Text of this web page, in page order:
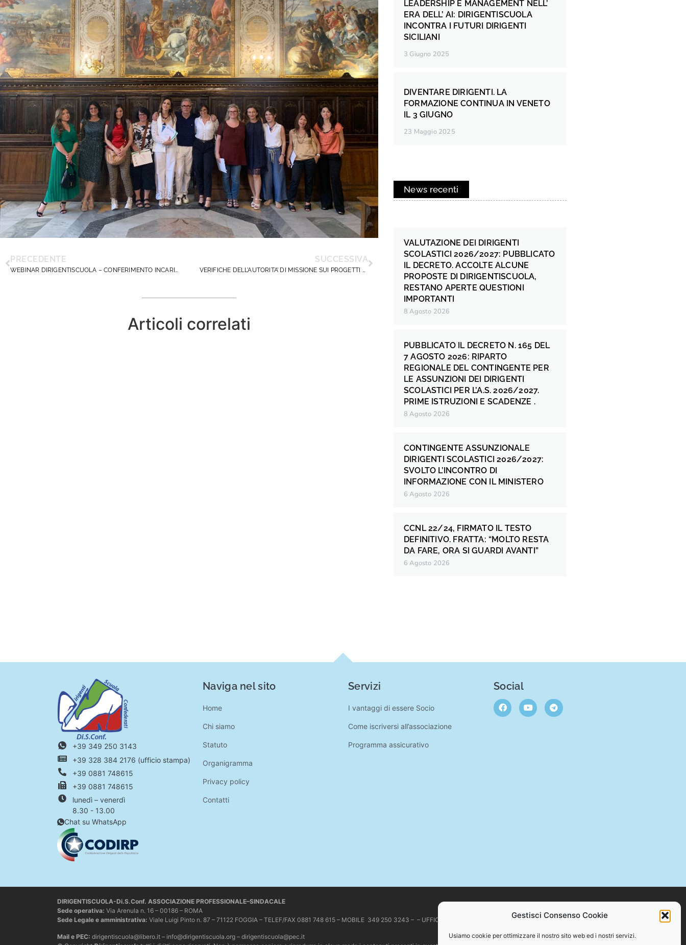
Gestisci Consenso Cookie
Usiamo cookie per ottimizzare il nostro sito web ed i nostri servizi.
PRECEDENTE
WEBINAR DIRIGENTISCUOLA – CONFERIMENTO INCARICHI DIRIGENZIALI DAL 01/09/2025
SUCCESSIVA
VERIFICHE DELL’AUTORITA’ DI MISSIONE SUI PROGETTI PON/FESR/PNRR PRESENTI, PASSATI E FUTURI. CON QUALI REGOLE DEL GIOCO?
Articoli correlati
LEADERSHIP E MANAGEMENT NELL’
ERA DELL’ AI: DIRIGENTISCUOLA
INCONTRA I FUTURI DIRIGENTI
SICILIANI
3 Giugno 2025
DIVENTARE DIRIGENTI. LA
FORMAZIONE CONTINUA IN VENETO
IL 3 GIUGNO
23 Maggio 2025
News recenti
VALUTAZIONE DEI DIRIGENTI
SCOLASTICI 2026/2027: PUBBLICATO
IL DECRETO. ACCOLTE ALCUNE
PROPOSTE DI DIRIGENTISCUOLA,
RESTANO APERTE QUESTIONI
IMPORTANTI
8 Agosto 2026
PUBBLICATO IL DECRETO N. 165 DEL
7 AGOSTO 2026: RIPARTO
REGIONALE DEL CONTINGENTE PER
LE ASSUNZIONI DEI DIRIGENTI
SCOLASTICI PER L’A.S. 2026/2027.
PRIME ISTRUZIONI E SCADENZE .
8 Agosto 2026
CONTINGENTE ASSUNZIONALE
DIRIGENTI SCOLASTICI 2026/2027:
SVOLTO L’INCONTRO DI
INFORMAZIONE CON IL MINISTERO
6 Agosto 2026
CCNL 22/24, FIRMATO IL TESTO
DEFINITIVO. FRATTA: “MOLTO RESTA
DA FARE, ORA SI GUARDI AVANTI”
6 Agosto 2026
+39 349 250 3143
+39 328 384 2176 (ufficio stampa)
+39 0881 748615
+39 0881 748615
lunedì – venerdì
8.30 - 13.00
Chat su WhatsApp
Naviga nel sito
Home
Chi siamo
Statuto
Organigramma
Privacy policy
Contatti
Servizi
I vantaggi di essere Socio
Come iscriversi all’associazione
Programma assicurativo
Social
DIRIGENTISCUOLA-Di.S.Conf. ASSOCIAZIONE PROFESSIONALE–SINDACALE
Sede operativa: Via Arenula n. 16 – 00186 – ROMA
Sede Legale e amministrativa: Viale Luigi Pinto n. 87 – 71122 FOGGIA – TELEF/FAX 0881 748 615 – MOBILE 349 250 3243 – – UFFICIO STAMPA +39 328 384 2176 – C.F. 94086870717
Mail e PEC: dirigentiscuola@libero.it – info@dirigentiscuola.org – dirigentiscuola@pec.it